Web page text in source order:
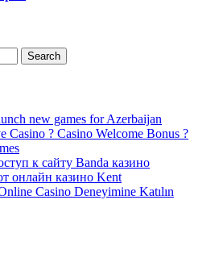
new games for Azerbaijan
Casino ? Casino Welcome Bonus ?
к сайту Banda казино
онлайн казино Kent
Casino Deneyimine Katılın